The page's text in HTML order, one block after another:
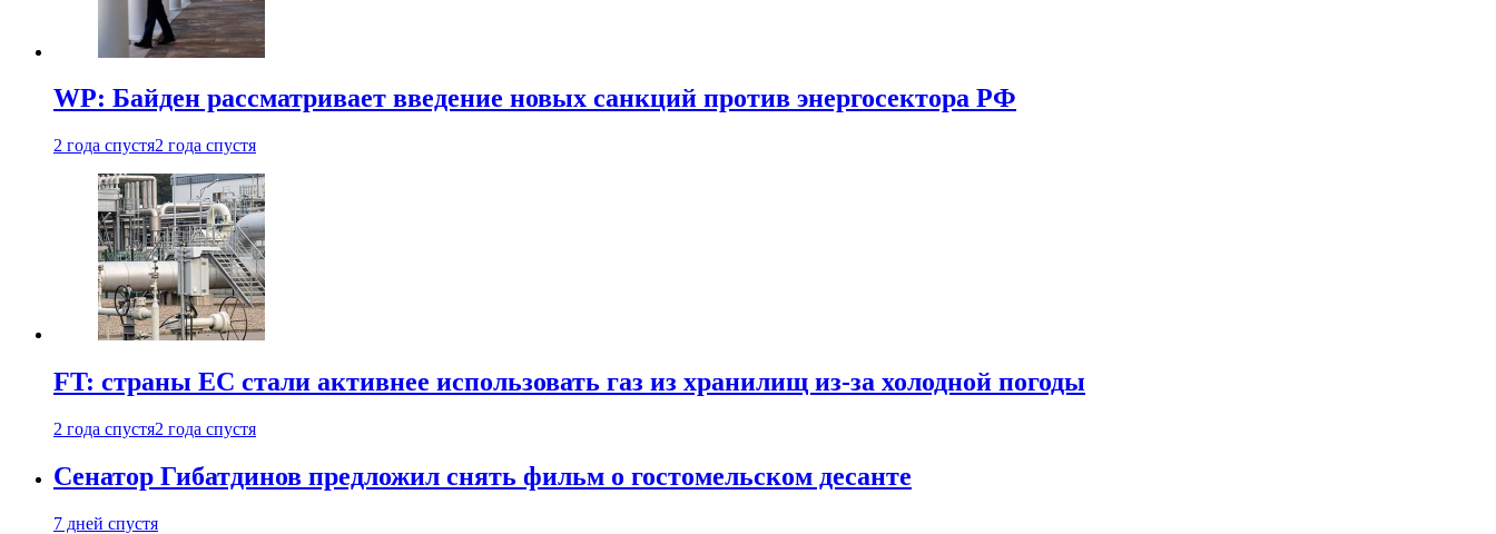
WP: Байден рассматривает введение новых санкций против энергосектора РФ
2 года спустя2 года спустя
FT: страны ЕС стали активнее использовать газ из хранилищ из-за холодной погоды
2 года спустя2 года спустя
Сенатор Гибатдинов предложил снять фильм о гостомельском десанте
7 дней спустя